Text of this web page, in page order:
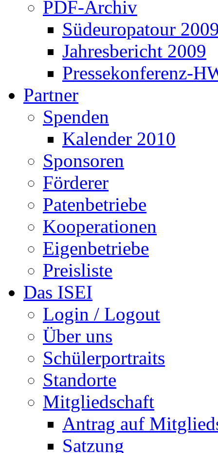
PDF-Archiv
Südeuropatour
Jahresbericht 2009
Pressekonferenz-
Partner
Spenden
Kalender 2010
Sponsoren
Förderer
Patenbetriebe
Kooperationen
Eigenbetriebe
Preisliste
Das ISEI
Login / Logout
Über uns
Schülerportraits
Standorte
Mitgliedschaft
Antrag auf
Satzung